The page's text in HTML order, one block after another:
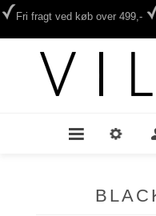
Fri fragt ved køb over 499,-